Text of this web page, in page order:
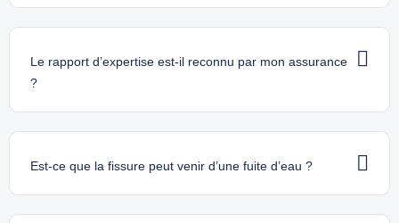
Le rapport d’expertise est-il reconnu par mon assurance
?
Est-ce que la fissure peut venir d’une fuite d’eau ?